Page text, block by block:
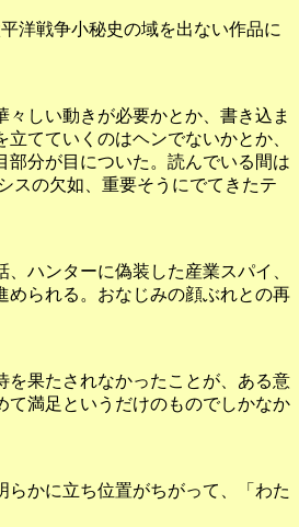
洋戦争小秘史の域を出ない作品に
しい動きが必要かとか、書き込ま
てていくのはヘンでないかとか、
分が目についた。読んでいる間は
スの欠如、重要そうにでてきたテ
ハンターに偽装した産業スパイ、
められる。おなじみの顔ぶれとの再
果たされなかったことが、ある意
て満足というだけのものでしかなか
かに立ち位置がちがって、「わた